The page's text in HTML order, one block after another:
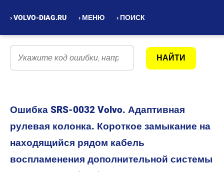
› VOLVO-DIAG.RU › МЕНЮ › ПОИСК
Ошибка SRS-0032 Volvo. Адаптивная
рулевая колонка. Короткое замыкание на
находящийся рядом кабель
воспламенения дополнительной системы